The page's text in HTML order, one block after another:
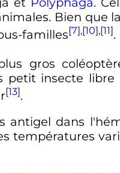
Bien que
familles[7],[10],[11].
gros
petit insecte libre
[13].
antigel dans
températures